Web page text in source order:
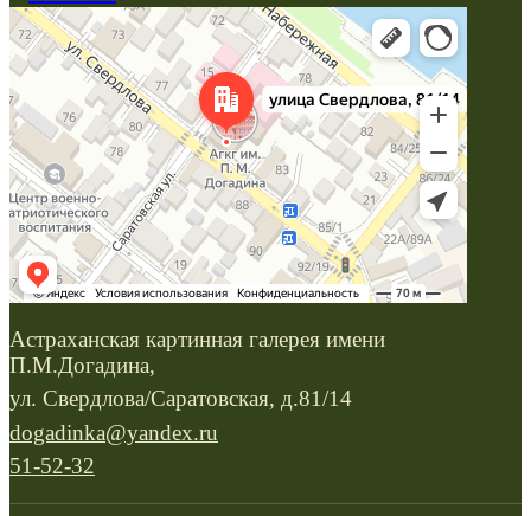
Астраханская картинная галерея имени
П.М.Догадина,
ул. Свердлова/Саратовская, д.81/14
dogadinka@yandex.ru
51-52-32